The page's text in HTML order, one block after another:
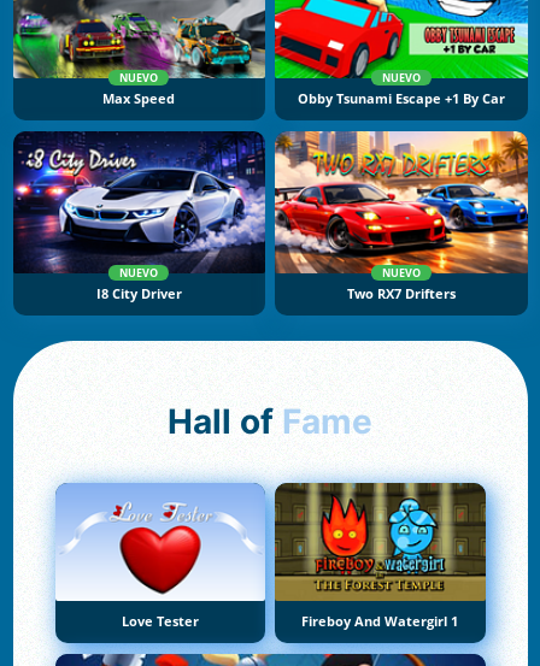
NUEVO
Max Speed
NUEVO
Obby Tsunami Escape +1 By Car
NUEVO
I8 City Driver
NUEVO
Two RX7 Drifters
Hall of Fame
Love Tester Fireboy And Watergirl 1